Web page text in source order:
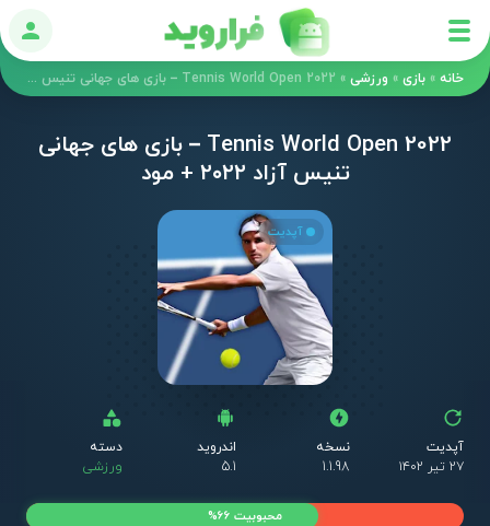
ورود
خانه » بازی » ورزشی » Tennis World Open 2022 – بازی های جهانی تنیس آزاد ۲۰۲۲ + مود
Tennis World Open 2022 – بازی های جهانی
تنیس آزاد ۲۰۲۲ + مود
آپدیت
آپدیت
۲۷ تیر ۱۴۰۲
نسخه
1.1.98
اندروید
5.1
دسته
ورزشی
محبوبیت 66%